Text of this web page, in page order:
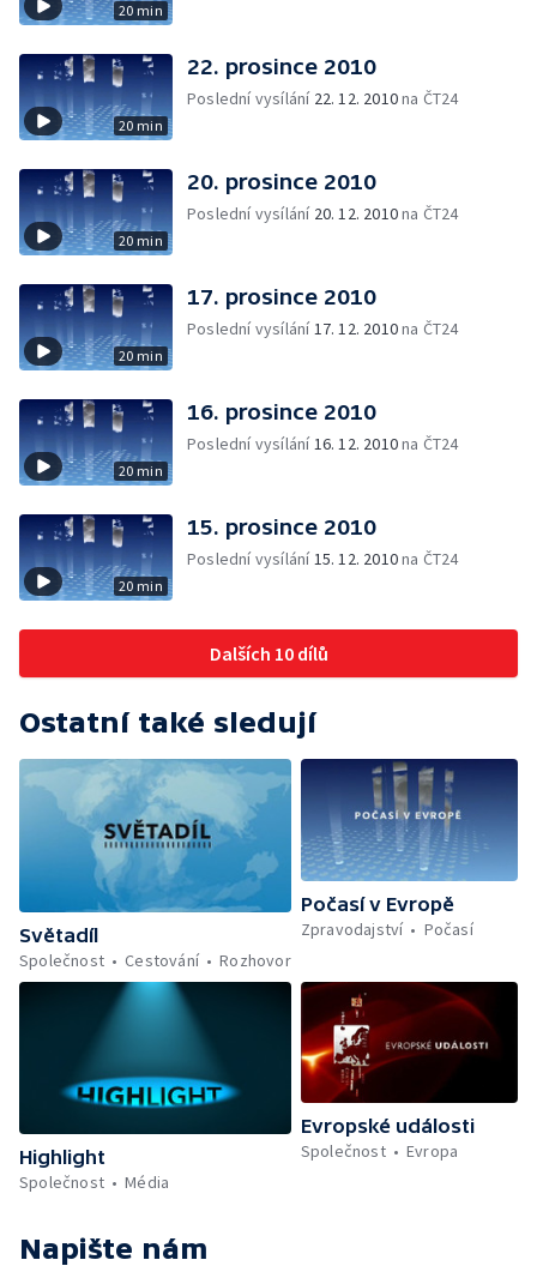
20 min
20 min
22. prosince 2010
Poslední vysílání 22. 12. 2010na ČT24
20 min
20. prosince 2010
Poslední vysílání 20. 12. 2010na ČT24
20 min
17. prosince 2010
Poslední vysílání17. 12. 2010na ČT24
20 min
16. prosince 2010
Poslední vysílání16. 12. 2010na ČT24
20 min
15. prosince 2010
Poslední vysílání15. 12. 2010na ČT24
Dalších 10 dílů
Ostatní také sledují
Světadíl
Společnost
Cestování Rozhovor
Počasí v Evropě
Zpravodajství
Počasí
Highlight
Společnost
Média
Evropské události
Společnost
Evropa
Napište nám